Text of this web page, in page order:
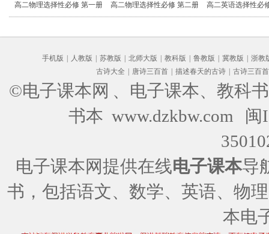
高二物理选择性必修 第一册 高二物理选择性必修 第二册 高二英语选择性必
手机版 人教版 苏教版 北师大版 教科版 鲁教版 冀教版
浙教
古诗大全
唐诗三百首 描述春天的古诗 古诗三百首
©电子课本网 、电子课本、教科
书本 www.dzkbw.com
闽
电子课本网提供在线电子课本导
书，包括语文、数学、英语、物
本电